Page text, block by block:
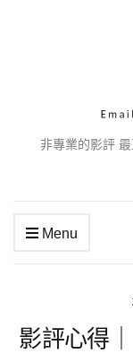
非專業的影評
Menu
影評心得